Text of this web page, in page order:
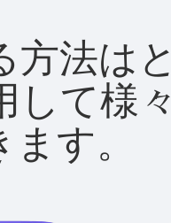
法は
て様
す。